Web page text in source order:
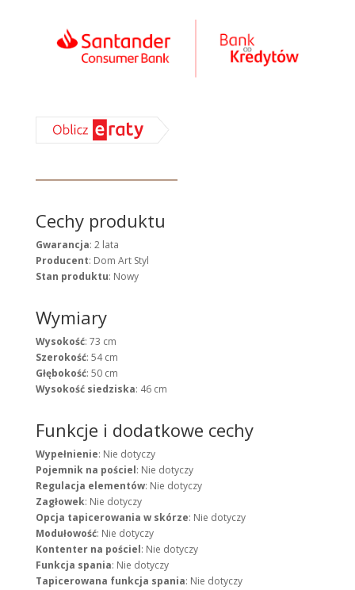
Cechy produktu
Gwarancja: 2 lata
Producent: Dom Art Styl
Stan produktu: Nowy
Wymiary
Wysokość: 73 cm
Szerokość: 54 cm
Głębokość: 50 cm
Wysokość siedziska: 46 cm
Funkcje i dodatkowe cechy
Wypełnienie: Nie dotyczy
Pojemnik na pościel: Nie dotyczy
Regulacja elementów: Nie dotyczy
Zagłowek: Nie dotyczy
Opcja tapicerowania w skórze: Nie dotyczy
Modułowość: Nie dotyczy
Kontenter na pościel: Nie dotyczy
Funkcja spania: Nie dotyczy
Tapicerowana funkcja spania: Nie dotyczy